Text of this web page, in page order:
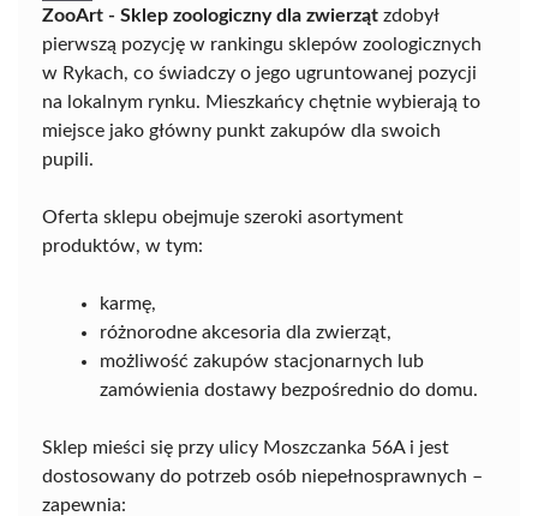
ZooArt - Sklep zoologiczny dla zwierząt zdobył
pierwszą pozycję w rankingu sklepów zoologicznych
w Rykach, co świadczy o jego ugruntowanej pozycji
na lokalnym rynku. Mieszkańcy chętnie wybierają to
miejsce jako główny punkt zakupów dla swoich
pupili.
Oferta sklepu obejmuje szeroki asortyment
produktów, w tym:
karmę,
różnorodne akcesoria dla zwierząt,
możliwość zakupów stacjonarnych lub
zamówienia dostawy bezpośrednio do domu.
Sklep mieści się przy ulicy Moszczanka 56A i jest
dostosowany do potrzeb osób niepełnosprawnych –
zapewnia: